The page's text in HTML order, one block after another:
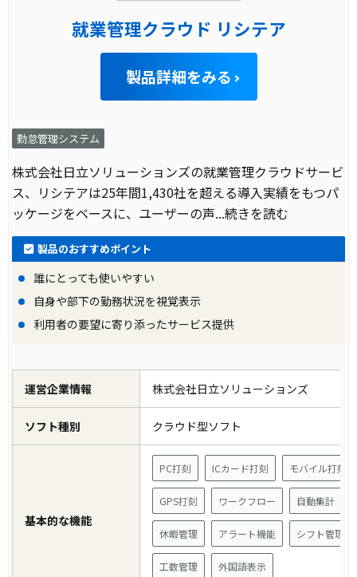
就業管理クラウド リシテア
製品詳細をみる
勤怠管理システム
株式会社日立ソリューションズの就業管理クラウドサービ
ス、リシテアは25年間1,430社を超える導入実績をもつパ
ッケージをベースに、ユーザーの声...続きを読む
製品のおすすめポイント
誰にとっても使いやすい
自身や部下の勤務状況を視覚表示
利用者の要望に寄り添ったサービス提供
運営企業情報 株式会社日立ソリューションズ
ソフト種別 クラウド型ソフト
基本的な機能
PC打刻 ICカード打刻 モバイル打刻
GPS打刻 ワークフロー 自動集計
休暇管理 アラート機能 シフト管理
工数管理 外国語表示